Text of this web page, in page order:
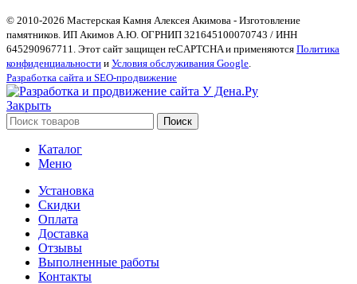
© 2010-2026 Мастерская Камня Алексея Акимова - Изготовление
памятников. ИП Акимов А.Ю. ОГРНИП 321645100070743 / ИНН
645290967711. Этот сайт защищен reCAPTCHA и применяются Политика
конфиденциальности и Условия обслуживания Google
Разработка сайта и SEO-продвижение
Закрыть
Поиск
Каталог
Меню
Установка
Скидки
Оплата
Доставка
Отзывы
Выполненные работы
Контакты